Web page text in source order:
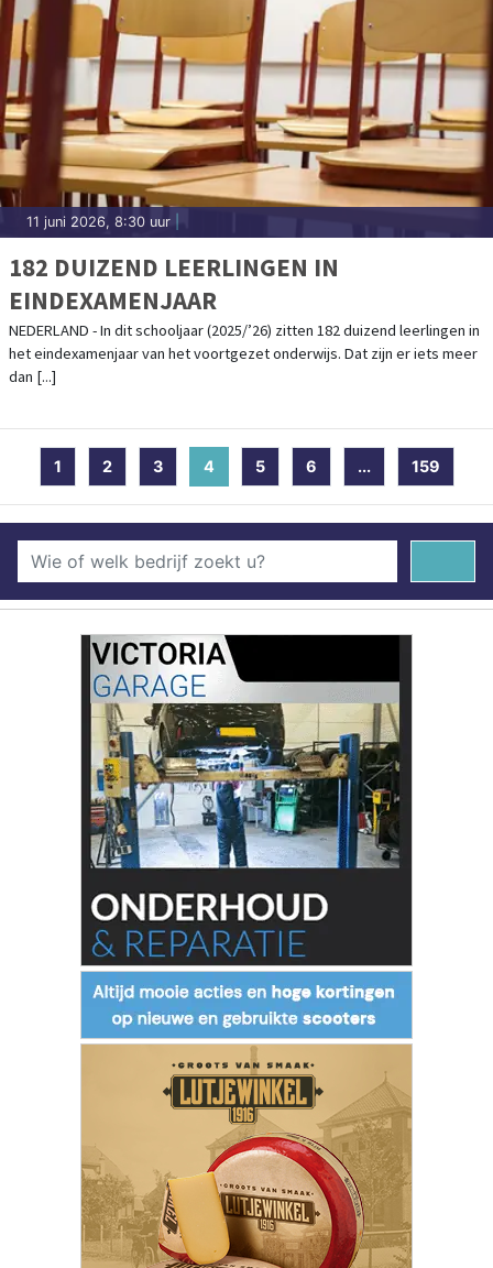
11 juni 2026, 8:30 uur
182 DUIZEND LEERLINGEN IN
EINDEXAMENJAAR
NEDERLAND - In dit schooljaar (2025/’26) zitten 182 duizend leerlingen in
het eindexamenjaar van het voortgezet onderwijs. Dat zijn er iets meer
dan [...]
1 2 3 4 (current)
5 6 ... 159